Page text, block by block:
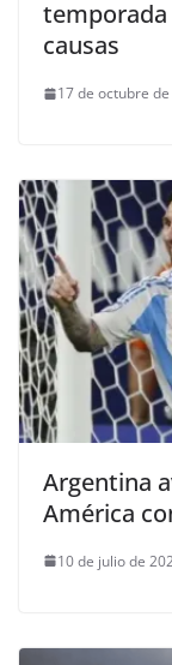
temporada
causas
17 de octubre
Argentina
América
10 de julio de